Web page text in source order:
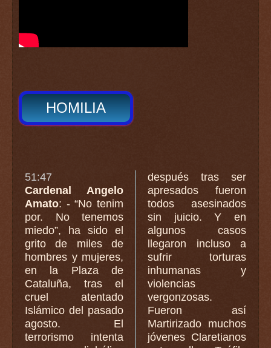
HOMILIA
51:47
Cardenal Angelo
Amato: - “No tenim
por. No tenemos
miedo”, ha sido el
grito de miles de
hombres y mujeres,
en la Plaza de
Cataluña, tras el
cruel atentado
Islámico del pasado
agosto. El
terrorismo intenta
después tras ser
apresados fueron
todos asesinados
sin juicio. Y en
algunos casos
llegaron incluso a
sufrir torturas
inhumanas y
violencias
vergonzosas.
Fueron así
Martirizado muchos
jóvenes Claretianos